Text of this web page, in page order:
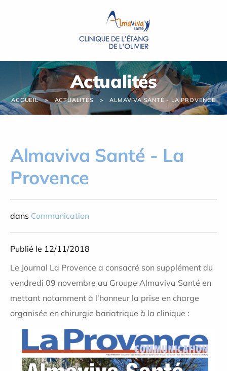
Actualités
ACCUEIL ACTUALITÉS ALMAVIVA SANTÉ - LA PROVENCE
Almaviva Santé - La
Provence
dans Communication
Publié le 12/11/2018
Le Journal La Provence a consacré son supplément du
vendredi 09 novembre au Groupe Almaviva Santé en
mettant notamment à l'honneur la prise en charge
organisée en chirurgie bariatrique à la clinique :